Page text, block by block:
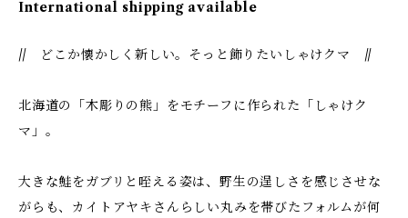
International shipping available
// どこか懐かしく新しい。そっと飾りたいしゃけクマ //
北海道の「木彫りの熊」をモチーフに作られた「しゃけク
マ」。
大きな鮭をガブリと咥える姿は、野生の逞しさを感じさせな
がらも、カイトアヤキさんらしい丸みを帯びたフォルムが何